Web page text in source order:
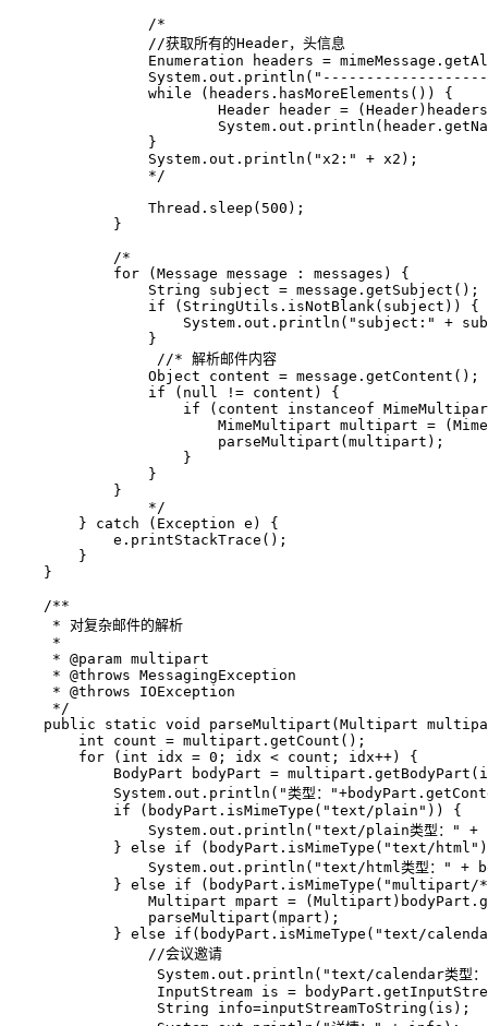
                /*
            }
            /*
            for (Message message : messages) {
                String subject = message.getSubject();
                if (StringUtils.isNotBlank(subject)) {
System.out.println("subject:" +
                }
                 //* 解析邮件内容
                Object content = message.getContent();
                if (null != content) {
if (content instanceof
MimeMultipart multipart =
                        parseMultipart(multipart);
                    }
                }
            }
        } catch (Exception e) {
            e.printStackTrace();
        }
    }
    /**
     * 对复杂邮件的解析
     *
     * @param multipart
     * @throws MessagingException
     * @throws IOException
     */
public static void parseMultipart(Multipart
        int count = multipart.getCount();
        for (int idx = 0; idx < count; idx++) {
BodyPart bodyPart =
System.out.println("类型：
            if (bodyPart.isMimeType("text/plain")) {
System.out.println("text/plain类型："
} else if (bodyPart.isMimeType("text/
System.out.println("text/html类型：" +
} else if (bodyPart.isMimeType("multipart/
Multipart mpart =
                parseMultipart(mpart);
} else if(bodyPart.isMimeType("text/